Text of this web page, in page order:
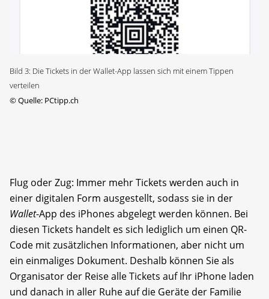
Bild 3: Die Tickets in der Wallet-App lassen sich mit einem Tippen
verteilen
©Quelle: PCtipp.ch
Flug oder Zug: Immer mehr Tickets werden auch in
einer digitalen Form ausgestellt, sodass sie in der
Wallet-App des iPhones abgelegt werden können. Bei
diesen Tickets handelt es sich lediglich um einen QR-
Code mit zusätzlichen Informationen, aber nicht um
ein einmaliges Dokument. Deshalb können Sie als
Organisator der Reise alle Tickets auf Ihr iPhone laden
und danach in aller Ruhe auf die Geräte der Familie